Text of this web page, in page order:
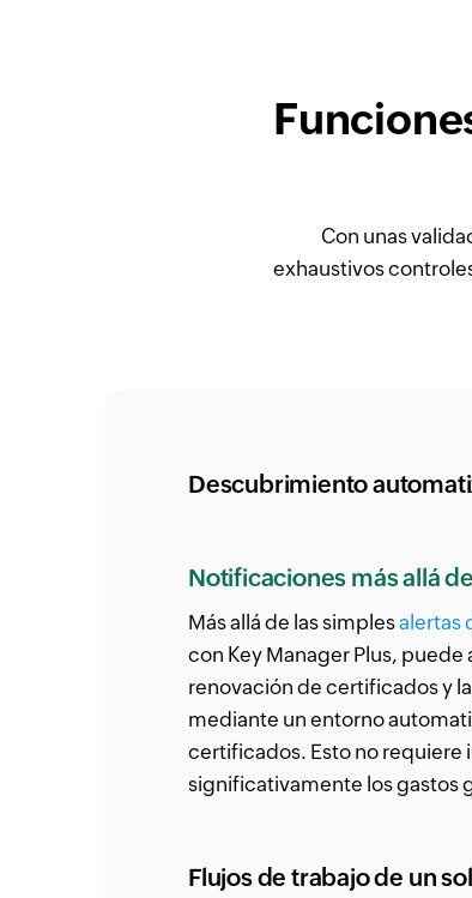
Con unas
exhaustivos
Descubrimiento
Notificaciones más allá
Más allá de las simplesalertas
con Key Manager Plus,
renovación de certificados y
mediante un entorno
certificados. Esto no requiere
significativamente los gastos
Flujos de trabajo de un